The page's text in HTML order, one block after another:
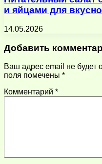
и яйцами для
14.05.2026
Добавить
Ваш адрес email не будет
поля помечены *
Комментарий *